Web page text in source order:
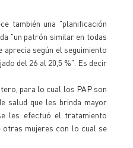
también una "planificación
"un patrón similar en todas
aprecia según el seguimiento
del 26 al 20,5 %". Es decir
para lo cual los PAP son
salud que les brinda mayor
les efectuó el tratamiento
otras mujeres con lo cual se